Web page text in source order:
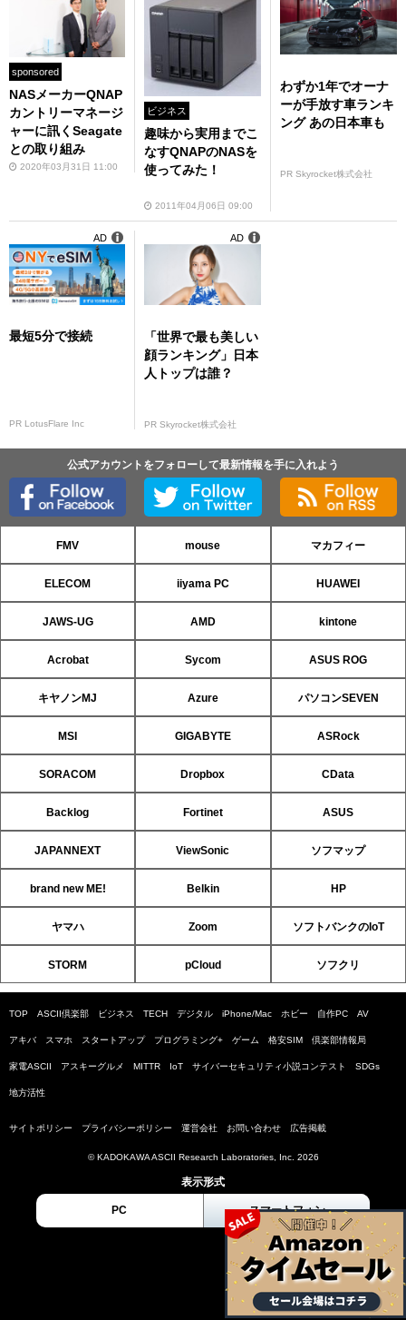
sponsored
NASメーカーQNAP
カントリーマネージ
ャーに訊くSeagate
との取り組み
2020年03月31日 11:00
ビジネス
趣味から実用までこ
なすQNAPのNASを
使ってみた！
2011年04月06日 09:00
わずか1年でオーナ
ーが手放す車ランキ
ング あの日本車も
PR Skyrocket株式会社
最短5分で接続
PR LotusFlare Inc
AD
「世界で最も美しい
顔ランキング」日本
人トップは誰？
PR Skyrocket株式会社
AD
公式アカウントをフォローして最新情報を手に入れよう
FMV mouse マカフィー
ELECOM iiyama PC HUAWEI
JAWS-UG AMD kintone
Acrobat Sycom ASUS ROG
キヤノンMJ Azure パソコンSEVEN
MSI GIGABYTE ASRock
SORACOM Dropbox CData
Backlog Fortinet ASUS
JAPANNEXT ViewSonic ソフマップ
brand new ME! Belkin HP
ヤマハ Zoom ソフトバンクのIoT
STORM pCloud ソフクリ
TOP ASCII倶楽部 ビジネス TECH デジタル iPhone/Mac ホビー 自作PC AV
アキバ スマホ スタートアップ プログラミング+ ゲーム 格安SIM 倶楽部情報局
家電ASCII アスキーグルメ MITTR IoT サイバーセキュリティ小説コンテスト SDGs
地方活性
サイトポリシー プライバシーポリシー 運営会社 お問い合わせ 広告掲載
© KADOKAWA ASCII Research Laboratories, Inc. 2026
表示形式
PC スマートフォン